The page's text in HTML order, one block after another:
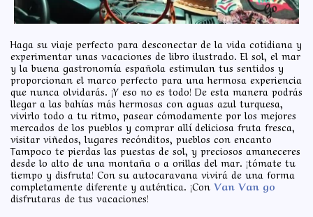
Haga su viaje perfecto para desconectar de la vida cotidiana y
experimentar unas vacaciones de libro ilustrado. El sol, el mar
y la buena gastronomía española estimulan tus sentidos y
proporcionan el marco perfecto para una hermosa experiencia
que nunca olvidarás. ¡Y eso no es todo! De esta manera podrás
llegar a las bahías más hermosas con aguas azul turquesa,
vivirlo todo a tu ritmo, pasear cómodamente por los mejores
mercados de los pueblos y comprar allí deliciosa fruta fresca,
visitar viñedos, lugares recónditos, pueblos con encanto
Tampoco te pierdas las puestas de sol, y preciosos amaneceres
desde lo alto de una montaña o a orillas del mar. ¡tómate tu
tiempo y disfruta! Con su autocaravana vivirá de una forma
completamente diferente y auténtica. ¡Con Van Van go
disfrutaras de tus vacaciones!